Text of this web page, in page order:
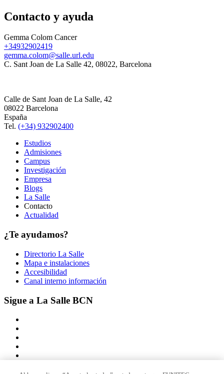
Contacto y ayuda
Gemma Colom Cancer
+34932902419
gemma.colom@salle.url.edu
C. Sant Joan de La Salle 42, 08022, Barcelona
Calle de Sant Joan de La Salle, 42
08022 Barcelona
España
Tel. (+34) 932902400
Estudios
Admisiones
Campus
Investigación
Empresa
Blogs
La Salle
Contacto
Actualidad
¿Te ayudamos?
Directorio La Salle
Mapa e instalaciones
Accesibilidad
Canal interno información
Sigue a La Salle BCN